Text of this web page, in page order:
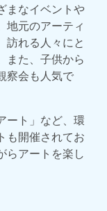
まなイベントや
地元のアーティ
訪れる人々にと
また、子供から
察会も人気で
ート」など、環
も開催されてお
らアートを楽し